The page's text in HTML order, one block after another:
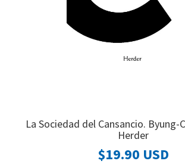
La Sociedad del Cansancio. Byung-
Herder
$19.90 USD